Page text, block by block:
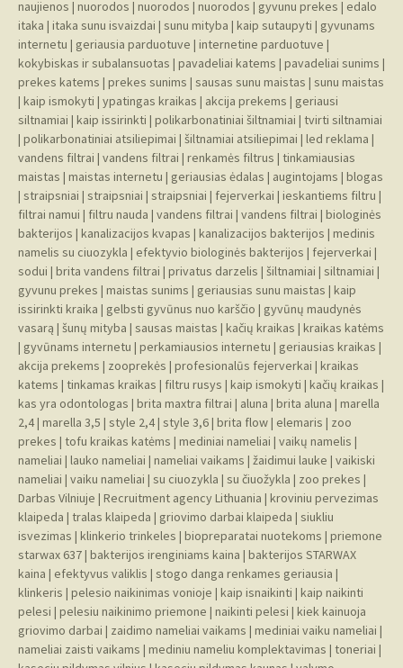
naujienos | nuorodos | nuorodos | nuorodos | gyvunu prekes | edalo
itaka | itaka sunu isvaizdai | sunu mityba | kaip sutaupyti | gyvunams
internetu | geriausia parduotuve | internetine parduotuve |
kokybiskas ir subalansuotas | pavadeliai katems | pavadeliai sunims |
prekes katems | prekes sunims | sausas sunu maistas | sunu maistas
| kaip ismokyti | ypatingas kraikas | akcija prekems | geriausi
siltnamiai | kaip issirinkti | polikarbonatiniai šiltnamiai | tvirti siltnamiai
| polikarbonatiniai atsiliepimai | šiltnamiai atsiliepimai | led reklama |
vandens filtrai | vandens filtrai | renkamės filtrus | tinkamiausias
maistas | maistas internetu | geriausias ėdalas | augintojams | blogas
| straipsniai | straipsniai | straipsniai | fejerverkai | ieskantiems filtru |
filtrai namui | filtru nauda | vandens filtrai | vandens filtrai | biologinės
bakterijos | kanalizacijos kvapas | kanalizacijos bakterijos | medinis
namelis su ciuozykla | efektyvio biologinės bakterijos | fejerverkai |
sodui | brita vandens filtrai | privatus darzelis | šiltnamiai | siltnamiai |
gyvunu prekes | maistas sunims | geriausias sunu maistas | kaip
issirinkti kraika | gelbsti gyvūnus nuo karščio | gyvūnų maudynės
vasarą | šunų mityba | sausas maistas | kačių kraikas | kraikas katėms
| gyvūnams internetu | perkamiausios internetu | geriausias kraikas |
akcija prekems | zooprekės | profesionalūs fejerverkai | kraikas
katems | tinkamas kraikas | filtru rusys | kaip ismokyti | kačių kraikas |
kas yra odontologas | brita maxtra filtrai | aluna | brita aluna | marella
2,4| marella 3,5 | style 2,4| style 3,6| brita flow| elemaris | zoo
prekes | tofu kraikas katėms | mediniai nameliai | vaikų namelis |
nameliai | lauko nameliai | nameliai vaikams | žaidimui lauke | vaikiski
nameliai | vaiku nameliai | su ciuozykla | su čiuožykla | zoo prekes |
Darbas Vilniuje | Recruitment agency Lithuania | kroviniu pervezimas
klaipeda | tralas klaipeda | griovimo darbai klaipeda | siukliu
isvezimas | klinkerio trinkeles | biopreparatai nuotekoms | priemone
starwax 637| bakterijos irenginiams kaina | bakterijos STARWAX
kaina | efektyvus valiklis | stogo danga renkames geriausia |
klinkeris | pelesio naikinimas vonioje | kaip isnaikinti | kaip naikinti
pelesi | pelesiu naikinimo priemone | naikinti pelesi | kiek kainuoja
griovimo darbai | zaidimo nameliai vaikams | mediniai vaiku nameliai |
nameliai zaisti vaikams | mediniu nameliu komplektavimas | toneriai |